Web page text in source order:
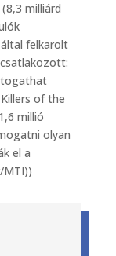
milliárd
felkarolt
of the
millió
olyan
el a
MTI))